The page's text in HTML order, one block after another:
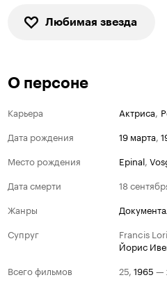
Любимая звезда
О персоне
Карьера Актриса,
Дата рождения
19 марта,
Место рождения
Epinal,
Дата смерти
18
Жанры
Супруг
Francis
Йорис
Всего фильмов
25, 1965 —